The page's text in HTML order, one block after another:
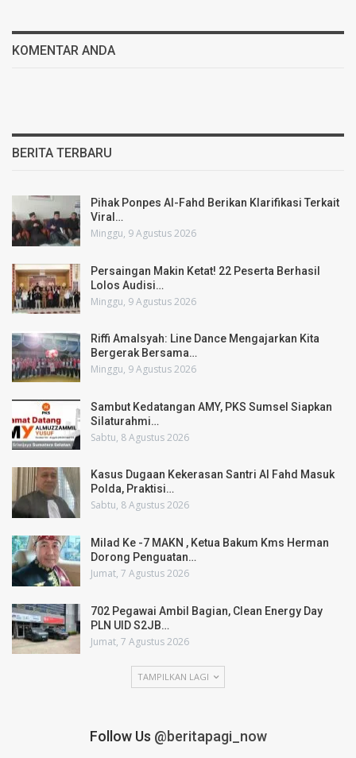
KOMENTAR ANDA
BERITA TERBARU
Pihak Ponpes Al-Fahd Berikan Klarifikasi Terkait
Viral…
Minggu, 9 Agustus 2026
Persaingan Makin Ketat! 22 Peserta Berhasil
Lolos Audisi…
Minggu, 9 Agustus 2026
Riffi Amalsyah: Line Dance Mengajarkan Kita
Bergerak Bersama…
Minggu, 9 Agustus 2026
Sambut Kedatangan AMY, PKS Sumsel Siapkan
Silaturahmi…
Sabtu, 8 Agustus 2026
Kasus Dugaan Kekerasan Santri Al Fahd Masuk
Polda, Praktisi…
Sabtu, 8 Agustus 2026
Milad Ke -7 MAKN , Ketua Bakum Kms Herman
Dorong Penguatan…
Jumat, 7 Agustus 2026
702 Pegawai Ambil Bagian, Clean Energy Day
PLN UID S2JB…
Jumat, 7 Agustus 2026
TAMPILKAN LAGI
Follow Us @beritapagi_now